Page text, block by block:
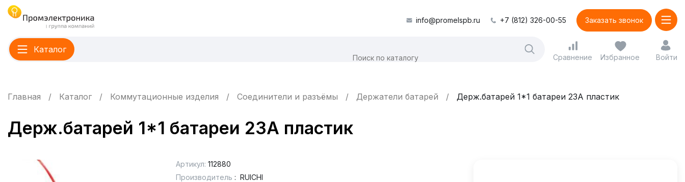
info@promelspb.ru +7 (812) 326-00-55 Заказать звонок
Каталог
Сравнение Избранное Войти
Главная Каталог Коммутационные изделия Соединители и разъёмы Держатели батарей Держ.батарей 1*1 батареи 23А пластик
Держ.батарей 1*1 батареи 23А пластик
Артикул: 112880
Производитель : RUICHI